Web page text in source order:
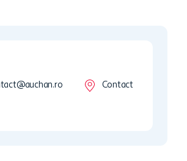
Contact